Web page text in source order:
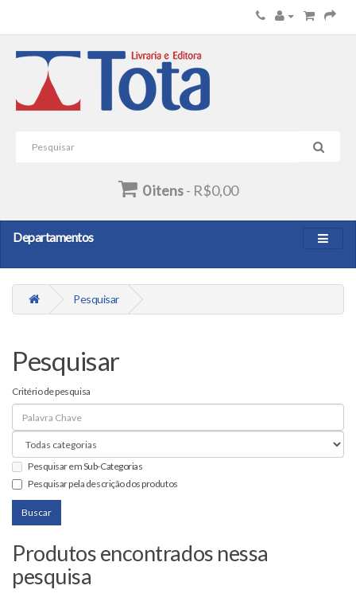
0 itens- R$0,00
Departamentos
Pesquisar
Pesquisar
Critério de pesquisa
Pesquisar em Sub-Categorias
Pesquisar pela descrição dos produtos
Produtos encontrados nessa
pesquisa